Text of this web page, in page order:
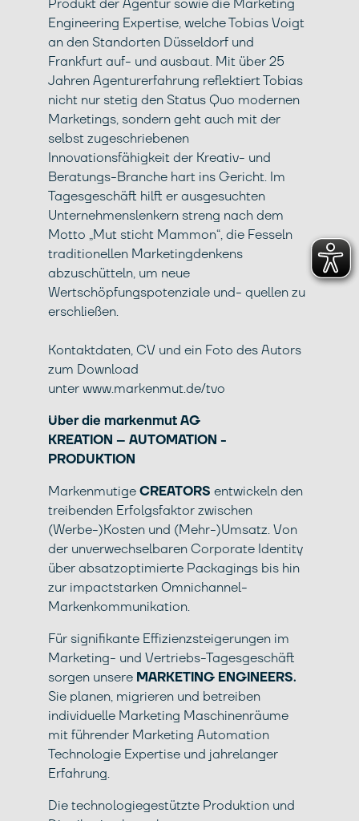
Produkt der Agentur sowie die Marketing
Engineering Expertise, welche Tobias Voigt
an den Standorten Düsseldorf und
Frankfurt auf- und ausbaut. Mit über 25
Jahren Agenturerfahrung reflektiert Tobias
nicht nur stetig den Status Quo modernen
Marketings, sondern geht auch mit der
selbst zugeschriebenen
Innovationsfähigkeit der Kreativ- und
Beratungs-Branche hart ins Gericht. Im
Tagesgeschäft hilft er ausgesuchten
Unternehmenslenkern streng nach dem
Motto „Mut sticht Mammon“, die Fesseln
traditionellen Marketingdenkens
abzuschütteln, um neue
Wertschöpfungspotenziale und- quellen zu
erschließen.
Kontaktdaten, CV und ein Foto des Autors
zum Download
unter www.markenmut.de/tvo
Über die markenmut AG
KREATION – AUTOMATION -
PRODUKTION
Markenmutige CREATORS entwickeln den
treibenden Erfolgsfaktor zwischen
(Werbe-)Kosten und (Mehr-)Umsatz. Von
der unverwechselbaren Corporate Identity
über absatzoptimierte Packagings bis hin
zur impactstarken Omnichannel-
Markenkommunikation.
Für signifikante Effizienzsteigerungen im
Marketing- und Vertriebs-Tagesgeschäft
sorgen unsere MARKETING ENGINEERS.
Sie planen, migrieren und betreiben
individuelle Marketing Maschinenräume
mit führender Marketing Automation
Technologie Expertise und jahrelanger
Erfahrung.
Die technologiegestützte Produktion und